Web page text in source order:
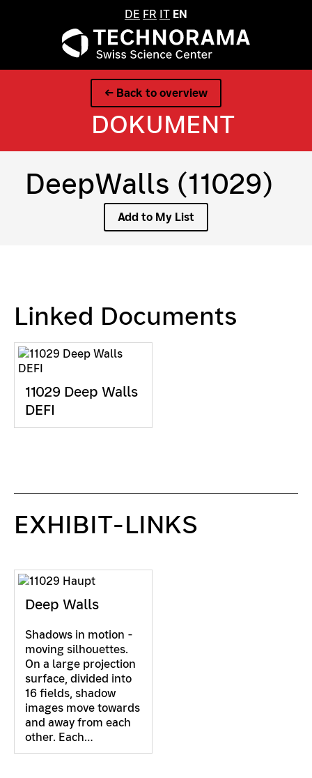
DE FR IT EN
← Back to overview
DOKUMENT
DeepWalls (11029)
Add to My List
Linked Documents
11029 Deep Walls
DEFI
EXHIBIT-LINKS
Deep Walls
Shadows in motion -
moving silhouettes.
On a large projection
surface, divided into
16 fields, shadow
images move towards
and away from each
other. Each…